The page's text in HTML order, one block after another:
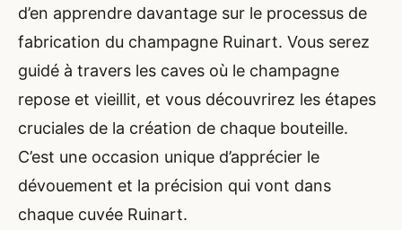
d’en apprendre davantage sur le processus de
fabrication du champagne Ruinart. Vous serez
guidé à travers les caves où le champagne
repose et vieillit, et vous découvrirez les étapes
cruciales de la création de chaque bouteille.
C’est une occasion unique d’apprécier le
dévouement et la précision qui vont dans
chaque cuvée Ruinart.